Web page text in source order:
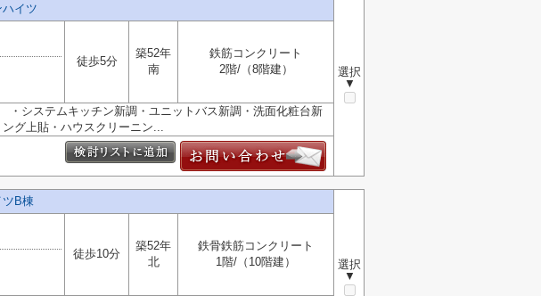
イツ
選択
▼
徒歩5分
築52年
南
鉄筋コンクリート
2階/（8階建）
ステムキッチン新調・ユニットバス新調・洗面化粧台新
グ上貼・ハウスクリーニン...
ツB棟
選択
▼
徒歩10分
築52年
北
鉄骨鉄筋コンクリート
1階/（10階建）